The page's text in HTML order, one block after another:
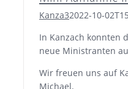
Kanza32022-10-
In Kanzach konnten
neue Ministranten
Wir freuen uns auf
Michael.